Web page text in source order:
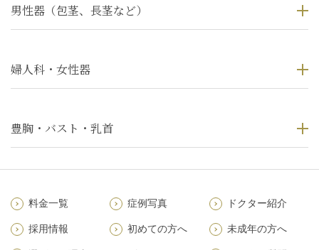
男性器（包茎、長茎など）
婦人科・女性器
豊胸・バスト・乳首
料金一覧 症例写真 ドクター紹介
採用情報 初めての方へ 未成年の方へ